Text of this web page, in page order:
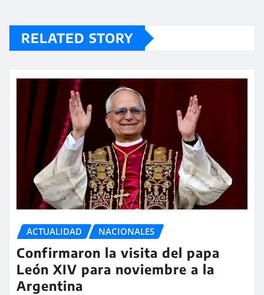
RELATED STORY
ACTUALIDAD NACIONALES
Confirmaron la visita del papa
León XIV para noviembre a la
Argentina